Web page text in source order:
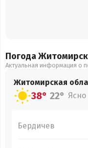
Погода
Актуальная информация о
Житомирская
38° 22° Ясно
Бердичев